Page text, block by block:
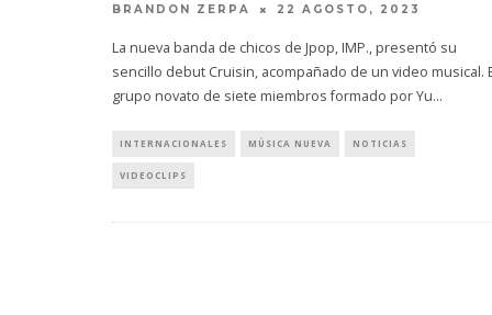
BRANDON ZERPA 22 AGOSTO, 2023
La nueva banda de chicos de Jpop, IMP., presentó su
sencillo debut Cruisin, acompañado de un video musical.
grupo novato de siete miembros formado por Yu...
INTERNACIONALES MÚSICA NUEVA NOTICIAS
VIDEOCLIPS